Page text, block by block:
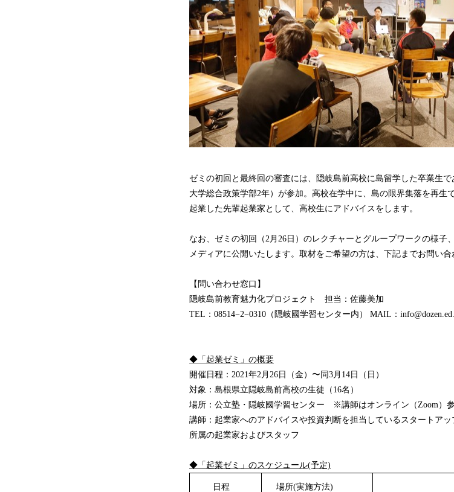
ゼミの初回と最終回の審査には、隠岐島前高校に島留学した卒業生
大学総合政策学部2年）が参加。高校在学中に、島の限界集落を再生
起業した先輩起業家として、高校生にアドバイスをします。
なお、ゼミの初回（2月26日）のレクチャーとグループワークの様子
メディアに公開いたします。取材をご希望の方は、下記までお問い合
【問い合わせ窓口】
隠岐島前教育魅力化プロジェクト 担当：佐藤美加
TEL：08514−2−0310（隠岐國学習センター内） MAIL：
◆ 「起業ゼミ」の概要
開催日程：2021年2月26日（金）〜同3月14日（日）
対象：島根県立隠岐島前高校の生徒（16名）
場所：公立塾・隠岐國学習センター ※講師はオンライン（Zoom）
講師：起業家へのアドバイスや投資判断を担当しているスタートア
所属の起業家およびスタッフ
◆ 「起業ゼミ」のスケジュール(予定)
日程 場所(実施方法) 授業